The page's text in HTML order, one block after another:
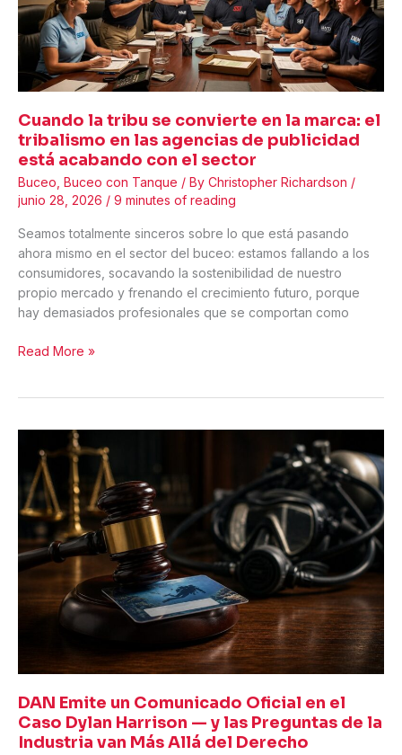
las
búsquedas
nos
revela
Cuando la tribu se convierte en la marca: el
tribalismo en las agencias de publicidad
está acabando con el sector
Buceo Buceo con Tanque / By Christopher Richardson /
junio 28, 2026 / 9 minutes of reading
Seamos totalmente sinceros sobre lo que está pasando
ahora mismo en el sector del buceo: estamos fallando a los
consumidores, socavando la sostenibilidad de nuestro
propio mercado y frenando el crecimiento futuro, porque
hay demasiados profesionales que se comportan como
Cuando
convierte
marca:
el
tribalismo
en
las
agencias
de
publicidad
acabando
el
sector
Read More »
DAN Emite un Comunicado Oficial en el
Caso Dylan Harrison — y las Preguntas de la
Industria van Más Allá del Derecho